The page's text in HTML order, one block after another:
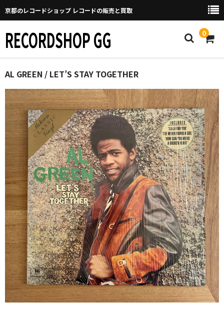
京都のレコードショップ レコードの販売と買取
RECORDSHOP GG 0
Home
マイページ
GGについて
買取について
取り置きなどについて
Categories
New Arrivals
新譜
GG RECORD （当店のレーベル）
全商品
JAZZ-US
BLUE NOTE
AL GREEN / LET’S STAY TOGETHER